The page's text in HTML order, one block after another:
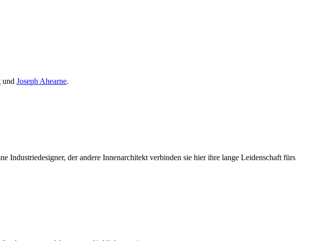
und Joseph Ahearne.
Industriedesigner, der andere Innenarchitekt verbinden sie hier ihre lange Leidenschaft fürs